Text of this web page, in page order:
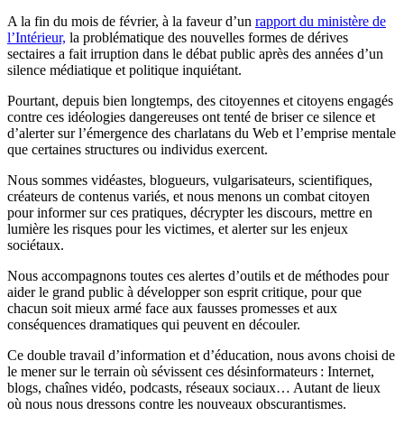
A la fin du mois de février, à la faveur d’un rapport du ministère de
l’Intérieur, la problématique des nouvelles formes de dérives
sectaires a fait irruption dans le débat public après des années d’un
silence médiatique et politique inquiétant.
Pourtant, depuis bien longtemps, des citoyennes et citoyens engagés
contre ces idéologies dangereuses ont tenté de briser ce silence et
d’alerter sur l’émergence des charlatans du Web et l’emprise mentale
que certaines structures ou individus exercent.
Nous sommes vidéastes, blogueurs, vulgarisateurs, scientifiques,
créateurs de contenus variés, et nous menons un combat citoyen
pour informer sur ces pratiques, décrypter les discours, mettre en
lumière les risques pour les victimes, et alerter sur les enjeux
sociétaux.
Nous accompagnons toutes ces alertes d’outils et de méthodes pour
aider le grand public à développer son esprit critique, pour que
chacun soit mieux armé face aux fausses promesses et aux
conséquences dramatiques qui peuvent en découler.
Ce double travail d’information et d’éducation, nous avons choisi de
le mener sur le terrain où sévissent ces désinformateurs : Internet,
blogs, chaînes vidéo, podcasts, réseaux sociaux… Autant de lieux
où nous nous dressons contre les nouveaux obscurantismes.